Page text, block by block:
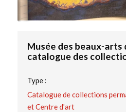
Musée des beaux-arts
catalogue des
Type :
Catalogue de collections
et Centre d'art